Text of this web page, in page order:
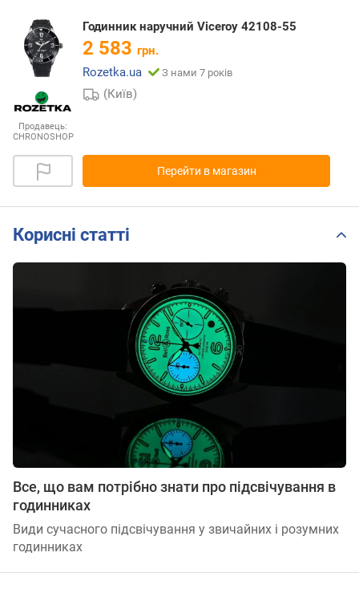
Продавець:
CHRONOSHOP
Годинник наручний Viceroy 42108-55
2 583 грн.
Rozetka.ua
З нами 7 років
(Київ)
Перейти в магазин
Корисні статті
Все, що вам потрібно знати про підсвічування в
годинниках
Види сучасного підсвічування у звичайних і розумних
годинниках